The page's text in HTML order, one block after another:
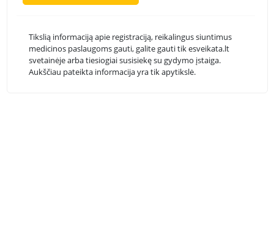
Tikslią informaciją apie registraciją, reikalingus siuntimus
medicinos paslaugoms gauti, galite gauti tik esveikata.lt
svetainėje arba tiesiogiai susisiekę su gydymo įstaiga.
Aukščiau pateikta informacija yra tik apytikslė.